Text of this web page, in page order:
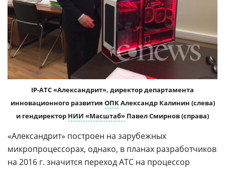
IP-АТС «Александрит», директор департамента
инновационного развития ОПКАлександр Калинин (слева)
и гендиректор НИИ «Масштаб» Павел Смирнов (справа)
«Александрит» построен на зарубежных
микропроцессорах, однако, в планах разработчиков
на 2016 г. значится переход АТС на процессор